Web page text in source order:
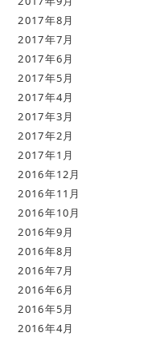
2017年8月
2017年7月
2017年6月
2017年5月
2017年4月
2017年3月
2017年2月
2017年1月
2016年12月
2016年11月
2016年10月
2016年9月
2016年8月
2016年7月
2016年6月
2016年5月
2016年4月